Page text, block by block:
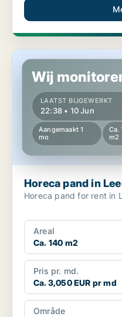
Horeca pand in
Wij
LAATST BIJGEWERKT
22:38 • 10 Jun
Aangemaakt 1
mo
Ca.
m2
Horeca pand in
Horeca pand for rent in
Areal
Ca. 140 m2
Pris pr. md.
Ca. 3,050 EUR pr md
Område